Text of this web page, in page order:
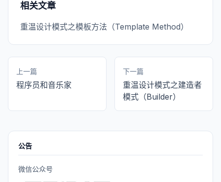
相关文章
重温设计模式之模板方法（Template Method）
上一篇
程序员和音乐家
下一篇
重温设计模式之建造者
模式（Builder）
公告
微信公众号